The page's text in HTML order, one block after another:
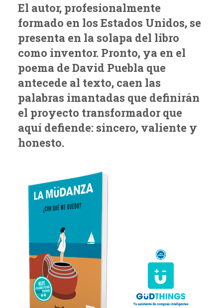
El autor, profesionalmente
formado en los Estados Unidos, se
presenta en la solapa del libro
como inventor. Pronto, ya en el
poema de David Puebla que
antecede al texto, caen las
palabras imantadas que definirán
el proyecto transformador que
aquí defiende: sincero, valiente y
honesto.